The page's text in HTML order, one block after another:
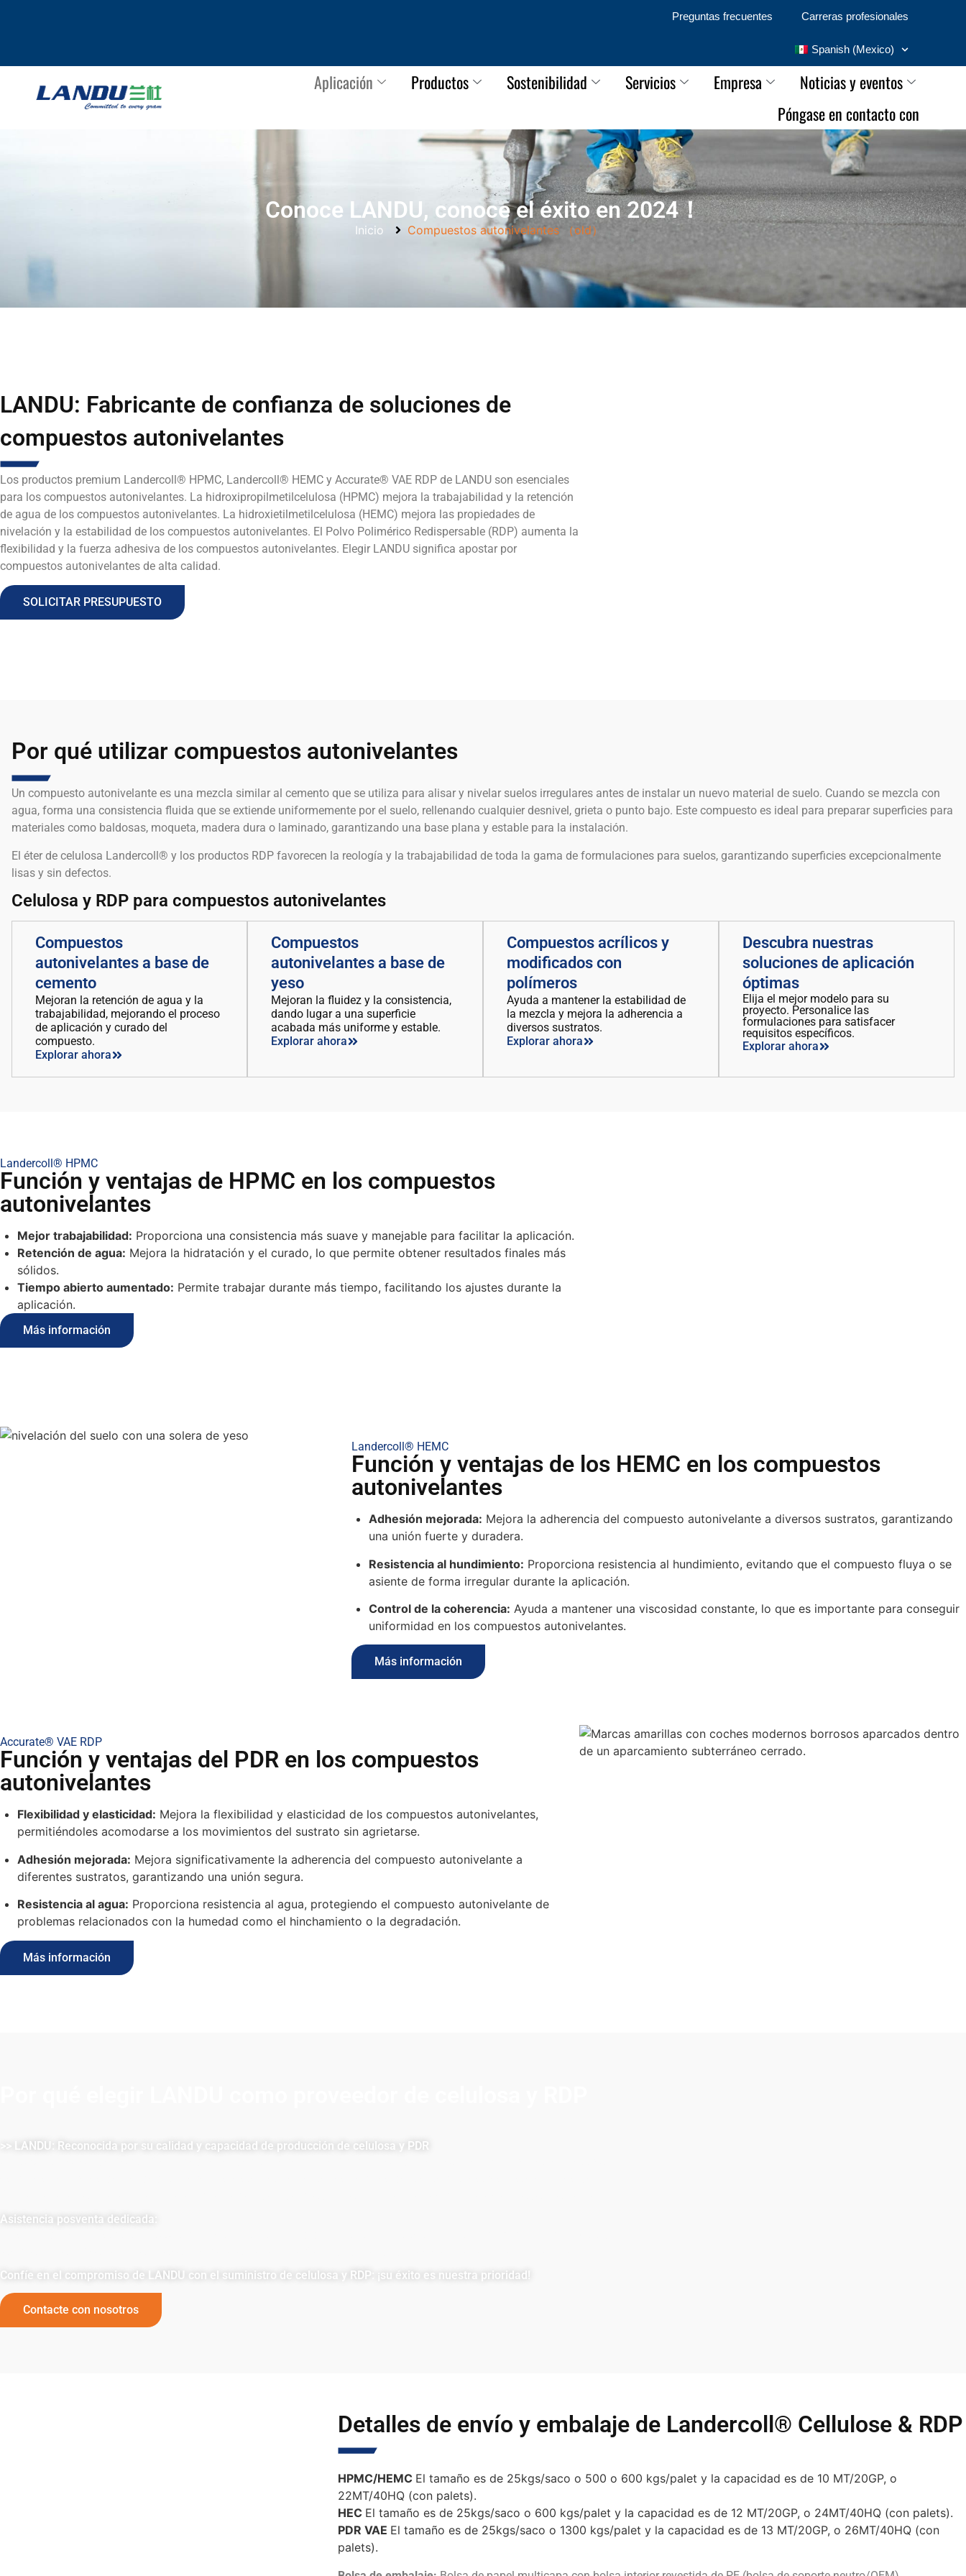
Preguntas frecuentes Carreras profesionales
Spanish (Mexico)
Aplicación Productos Sostenibilidad Servicios Empresa
Noticias y eventos
Póngase en contacto con
Conoce LANDU, conoce el éxito en 2024！
Inicio Compuestos autonivelantes （old）
LANDU: Fabricante de confianza de soluciones de
compuestos autonivelantes
Los productos premium Landercoll® HPMC, Landercoll® HEMC y Accurate® VAE RDP de LANDU son esenciales
para los compuestos autonivelantes. La hidroxipropilmetilcelulosa (HPMC) mejora la trabajabilidad y la retención
de agua de los compuestos autonivelantes. La hidroxietilmetilcelulosa (HEMC) mejora las propiedades de
nivelación y la estabilidad de los compuestos autonivelantes. El Polvo Polimérico Redispersable (RDP) aumenta la
flexibilidad y la fuerza adhesiva de los compuestos autonivelantes. Elegir LANDU significa apostar por
compuestos autonivelantes de alta calidad.
SOLICITAR PRESUPUESTO
Por qué utilizar compuestos autonivelantes
Un compuesto autonivelante es una mezcla similar al cemento que se utiliza para alisar y nivelar suelos irregulares antes de instalar un nuevo material de suelo. Cuando se mezcla con
agua, forma una consistencia fluida que se extiende uniformemente por el suelo, rellenando cualquier desnivel, grieta o punto bajo. Este compuesto es ideal para preparar superficies para
materiales como baldosas, moqueta, madera dura o laminado, garantizando una base plana y estable para la instalación.
El éter de celulosa Landercoll® y los productos RDP favorecen la reología y la trabajabilidad de toda la gama de formulaciones para suelos, garantizando superficies excepcionalmente
lisas y sin defectos.
Celulosa y RDP para compuestos autonivelantes
Compuestos
autonivelantes a base de
cemento
Mejoran la retención de agua y la
trabajabilidad, mejorando el proceso
de aplicación y curado del
compuesto.
Explorar ahora
Compuestos
autonivelantes a base de
yeso
Mejoran la fluidez y la consistencia,
dando lugar a una superficie
acabada más uniforme y estable.
Explorar ahora
Compuestos acrílicos y
modificados con
polímeros
Ayuda a mantener la estabilidad de
la mezcla y mejora la adherencia a
diversos sustratos.
Explorar ahora
Descubra nuestras
soluciones de aplicación
óptimas
Elija el mejor modelo para su
proyecto. Personalice las
formulaciones para satisfacer
requisitos específicos.
Explorar ahora
Landercoll® HPMC
Función y ventajas de HPMC en los compuestos
autonivelantes
Mejor trabajabilidad: Proporciona una consistencia más suave y manejable para facilitar la aplicación.
Retención de agua: Mejora la hidratación y el curado, lo que permite obtener resultados finales más
sólidos.
Tiempo abierto aumentado: Permite trabajar durante más tiempo, facilitando los ajustes durante la
aplicación.
Más información
Landercoll® HEMC
Función y ventajas de los HEMC en los compuestos
autonivelantes
Adhesión mejorada: Mejora la adherencia del compuesto autonivelante a diversos sustratos, garantizando
una unión fuerte y duradera.
Resistencia al hundimiento: Proporciona resistencia al hundimiento, evitando que el compuesto fluya o se
asiente de forma irregular durante la aplicación.
Control de la coherencia: Ayuda a mantener una viscosidad constante, lo que es importante para conseguir
uniformidad en los compuestos autonivelantes.
Más información
Accurate® VAE RDP
Función y ventajas del PDR en los compuestos
autonivelantes
Flexibilidad y elasticidad: Mejora la flexibilidad y elasticidad de los compuestos autonivelantes,
permitiéndoles acomodarse a los movimientos del sustrato sin agrietarse.
Adhesión mejorada: Mejora significativamente la adherencia del compuesto autonivelante a
diferentes sustratos, garantizando una unión segura.
Resistencia al agua: Proporciona resistencia al agua, protegiendo el compuesto autonivelante de
problemas relacionados con la humedad como el hinchamiento o la degradación.
Más información
>> LANDU: Reconocida por su calidad y capacidad de producción de celulosa y PDR
Asistencia posventa dedicada:
Confíe en el compromiso de LANDU con el suministro de celulosa y RDP: ¡su éxito es nuestra prioridad!
Contacte con nosotros
Detalles de envío y embalaje de Landercoll® Cellulose & RDP
HPMC/HEMC El tamaño es de 25kgs/saco o 500 o 600 kgs/palet y la capacidad es de 10 MT/20GP, o
22MT/40HQ (con palets).
HEC El tamaño es de 25kgs/saco o 600 kgs/palet y la capacidad es de 12 MT/20GP, o 24MT/40HQ (con palets).
PDR VAE El tamaño es de 25kgs/saco o 1300 kgs/palet y la capacidad es de 13 MT/20GP, o 26MT/40HQ (con
palets).